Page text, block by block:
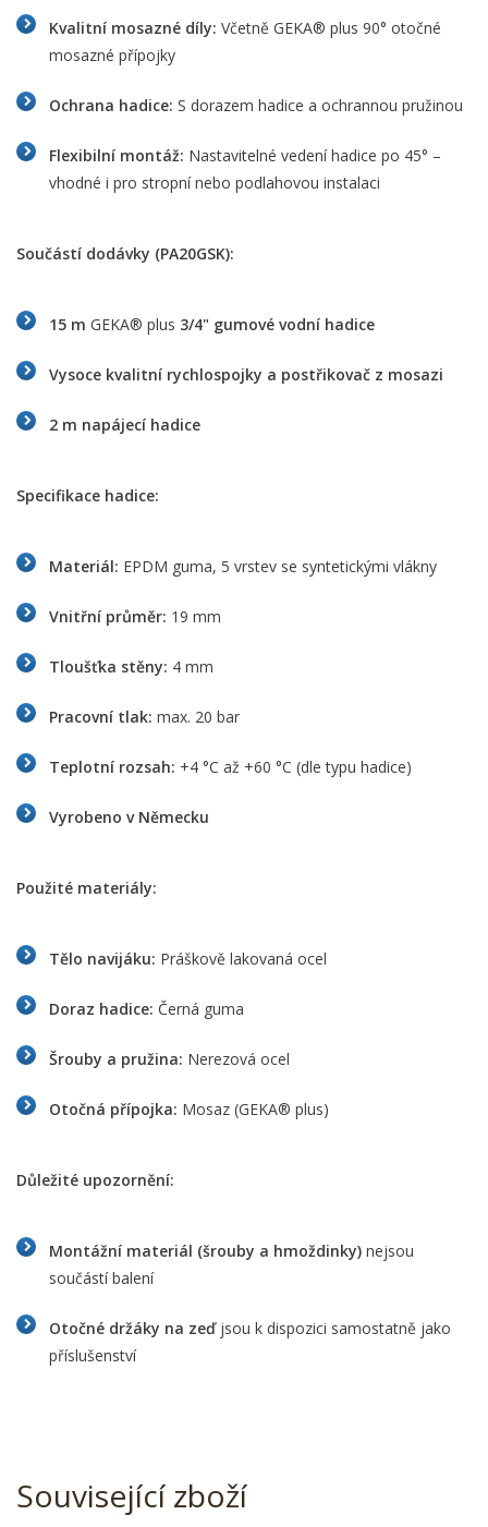
Kvalitní mosazné díly: Včetně GEKA® plus 90° otočné
mosazné přípojky
Ochrana hadice: S dorazem hadice a ochrannou pružinou
Flexibilní montáž: Nastavitelné vedení hadice po 45° –
vhodné i pro stropní nebo podlahovou instalaci
Součástí dodávky (PA20GSK):
15 m GEKA® plus 3/4" gumové vodní hadice
Vysoce kvalitní rychlospojky a postřikovač z mosazi
2 m napájecí hadice
Specifikace hadice:
Materiál: EPDM guma, 5 vrstev se syntetickými vlákny
Vnitřní průměr: 19 mm
Tloušťka stěny: 4 mm
Pracovní tlak: max. 20 bar
Teplotní rozsah: +4 °C až +60 °C (dle typu hadice)
Vyrobeno v Německu
Použité materiály:
Tělo navijáku: Práškově lakovaná ocel
Doraz hadice: Černá guma
Šrouby a pružina: Nerezová ocel
Otočná přípojka: Mosaz (GEKA® plus)
Důležité upozornění:
Montážní materiál (šrouby a hmoždinky) nejsou
součástí balení
Otočné držáky na zeďjsou k dispozici samostatně jako
příslušenství
Související zboží